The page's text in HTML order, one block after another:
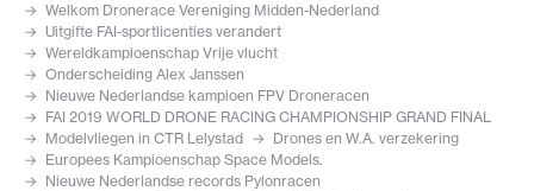
Welkom Dronerace Vereniging Midden-Nederland
Uitgifte FAI-sportlicenties verandert
Wereldkampioenschap Vrije vlucht
Onderscheiding Alex Janssen
Nieuwe Nederlandse kampioen FPV Droneracen
FAI 2019 WORLD DRONE RACING CHAMPIONSHIP GRAND FINAL
Modelvliegen in CTR Lelystad
Drones en W.A. verzekering
Europees Kampioenschap Space Models.
Nieuwe Nederlandse records Pylonracen